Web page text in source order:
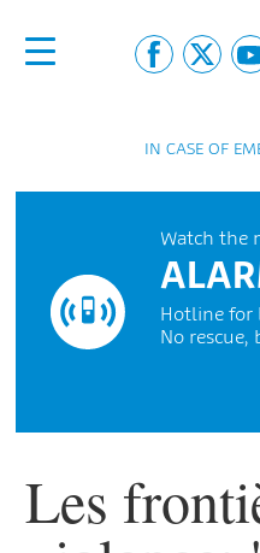
IN CASE OF
Watch the
Hotline for
No rescue,
Les